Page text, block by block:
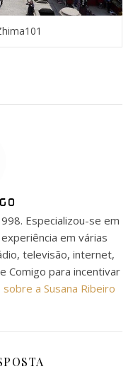
Especializou-se em
em várias
televisão, internet,
Comigo para incentivar
sobre a Susana Ribeiro